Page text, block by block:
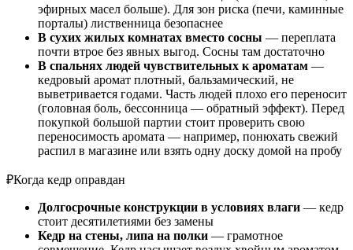
эфирных масел больше). Для зон риска (печи, каминные
порталы) лиственница безопаснее
В сухих жилых комнатах вместо сосны — переплата
почти втрое без явных выгод. Сосны там достаточно
В спальнях людей чувствительных к ароматам —
кедровый аромат плотный, бальзамический, не
выветривается годами. Часть людей плохо его переносит
(головная боль, бессонница — обратный эффект). Перед
покупкой большой партии стоит проверить свою
переносимость аромата — например, понюхать свежий
распил в магазине или взять одну доску домой на пробу
₽Когда кедр оправдан
Долгосрочные конструкции в условиях влаги — кедр
стоит десятилетиями без замены
Кедр на стены, липа на полки — грамотное